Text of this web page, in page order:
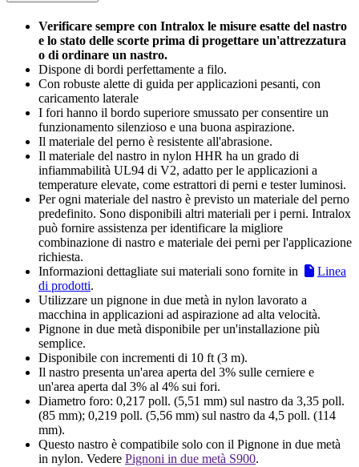
Verificare sempre con Intralox le misure esatte del nastro
e lo stato delle scorte prima di progettare un'attrezzatura
o di ordinare un nastro.
Dispone di bordi perfettamente a filo.
Con robuste alette di guida per applicazioni pesanti, con
caricamento laterale
I fori hanno il bordo superiore smussato per consentire un
funzionamento silenzioso e una buona aspirazione.
Il materiale del perno è resistente all'abrasione.
Il materiale del nastro in nylon HHR ha un grado di
infiammabilità UL94 di V2, adatto per le applicazioni a
temperature elevate, come estrattori di perni e tester luminosi.
Per ogni materiale del nastro è previsto un materiale del perno
predefinito. Sono disponibili altri materiali per i perni. Intralox
può fornire assistenza per identificare la migliore
combinazione di nastro e materiale dei perni per l'applicazione
richiesta.
Informazioni dettagliate sui materiali sono fornite in
Linea
di prodotti.
Utilizzare un pignone in due metà in nylon lavorato a
macchina in applicazioni ad aspirazione ad alta velocità.
Pignone in due metà disponibile per un'installazione più
semplice.
Disponibile con incrementi di 10 ft (3 m).
Il nastro presenta un'area aperta del 3% sulle cerniere e
un'area aperta dal 3% al 4% sui fori.
Diametro foro: 0,217 poll. (5,51 mm) sul nastro da 3,35 poll.
(85 mm); 0,219 poll. (5,56 mm) sul nastro da 4,5 poll. (114
mm).
Questo nastro è compatibile solo con il Pignone in due metà
in nylon. Vedere Pignoni in due metà S900.